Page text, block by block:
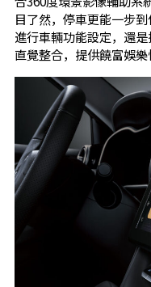
目了然，停車更能一步
進行車輛功能設定，還
直覺整合，提供饒富娛樂